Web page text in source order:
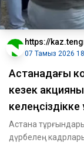
https://
07 Тамыз 2026
Астанадағы
кезек
Астана
дүрбелең